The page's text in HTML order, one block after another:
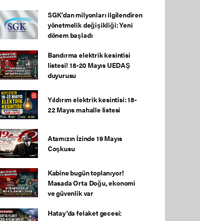
SGK’dan milyonları ilgilendiren
yönetmelik değişikliği: Yeni
dönem başladı
Bandırma elektrik kesintisi
listesi! 18-20 Mayıs UEDAŞ
duyurusu
Yıldırım elektrik kesintisi: 18-
22 Mayıs mahalle listesi
Atamızın İzinde 19 Mayıs
Coşkusu
Kabine bugün toplanıyor!
Masada Orta Doğu, ekonomi
ve güvenlik var
Hatay’da felaket gecesi: